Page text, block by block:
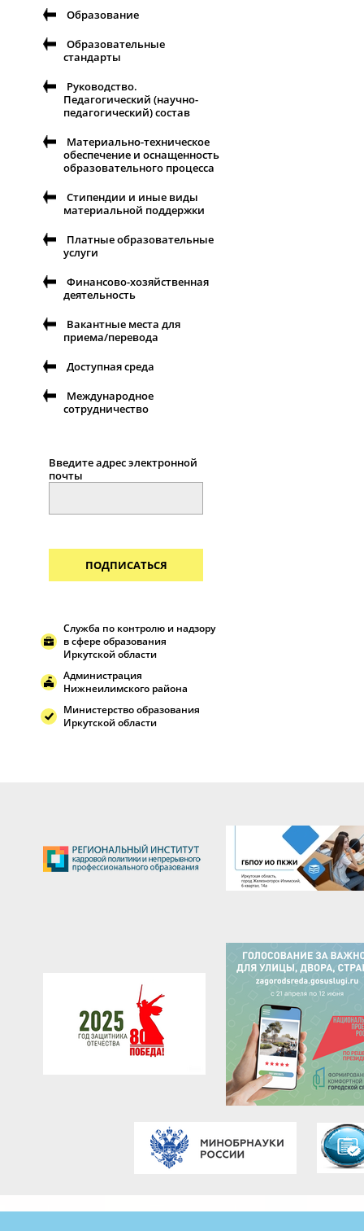
Образование
Образовательные
стандарты
Руководство.
Педагогический (научно-
педагогический) состав
Материально-техническое
обеспечение и оснащенность
образовательного процесса
Стипендии и иные виды
материальной поддержки
Платные образовательные
услуги
Финансово-хозяйственная
деятельность
Вакантные места для
приема/перевода
Доступная среда
Международное
сотрудничество
Введите адрес электронной
почты
ПОДПИСАТЬСЯ
Служба по контролю и надзору
в сфере образования
Иркутской области
Администрация
Нижнеилимского района
Министерство образования
Иркутской области